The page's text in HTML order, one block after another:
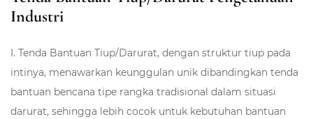
Industri
I. Tenda Bantuan Tiup/Darurat, dengan struktur tiup pada
intinya, menawarkan keunggulan unik dibandingkan tenda
bantuan bencana tipe rangka tradisional dalam situasi
darurat, sehingga lebih cocok untuk kebutuhan bantuan